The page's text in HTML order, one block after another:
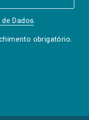
Dados.
obrigatório.